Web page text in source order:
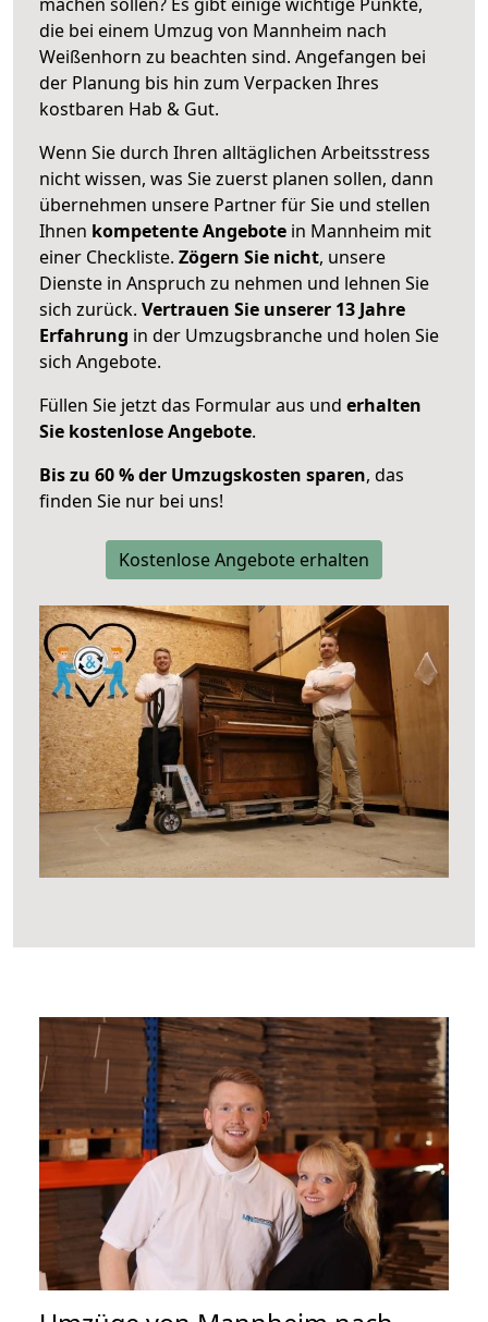
die bei einem Umzug von Mannheim nach
Weißenhorn zu beachten sind. Angefangen bei
der Planung bis hin zum Verpacken Ihres
kostbaren Hab & Gut.
Wenn Sie durch Ihren alltäglichen Arbeitsstress
nicht wissen, was Sie zuerst planen sollen, dann
übernehmen unsere Partner für Sie und stellen
Ihnen kompetente Angebote in Mannheim mit
einer Checkliste. Zögern Sie nicht, unsere
Dienste in Anspruch zu nehmen und lehnen Sie
sich zurück. Vertrauen Sie unserer 13 Jahre
Erfahrung in der Umzugsbranche und holen Sie
sich Angebote.
Füllen Sie jetzt das Formular aus und erhalten
Sie kostenlose Angebote.
Bis zu 60 % der Umzugskosten sparen, das
finden Sie nur bei uns!
Kostenlose Angebote erhalten